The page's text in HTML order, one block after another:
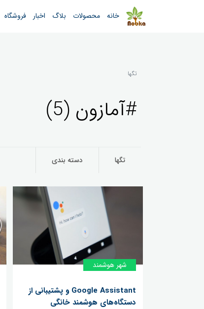
تگها
#آمازون (5)
تگها دسته بندی
شهر هوشمند
Google Assistant و پشتیبانی از
دستگاه‌های هوشمند خانگی
خانه محصولات بلاگ اخبار فروشگاه